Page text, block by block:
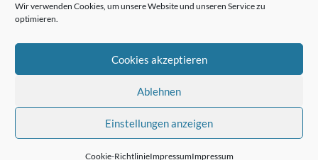
Wir verwenden Cookies, um unsere Website und unseren Service zu
optimieren.
Cookies akzeptieren
Ablehnen
Einstellungen anzeigen
Cookie-RichtlinieImpressumImpressum
Mastodon
Twitter
LinkedIn
© Sanremo-Festival.de|CoverNewsby AF themes.